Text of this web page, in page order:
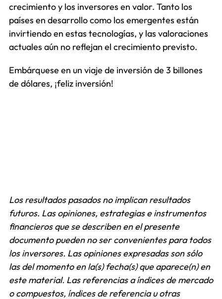
crecimiento y los inversores en valor. Tanto los
países en desarrollo como los emergentes están
invirtiendo en estas tecnologías, y las valoraciones
actuales aún no reflejan el crecimiento previsto.
Embárquese en un viaje de inversión de 3 billones
de dólares, ¡feliz inversión!
Los resultados pasados no implican resultados
futuros. Las opiniones, estrategias e instrumentos
financieros que se describen en el presente
documento pueden no ser convenientes para todos
los inversores. Las opiniones expresadas son sólo
las del momento en la(s) fecha(s) que aparece(n) en
este material. Las referencias a índices de mercado
o compuestos, índices de referencia u otras